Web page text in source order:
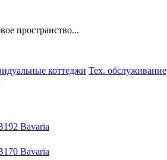
пространство...
коттеджи Тех. обслуживание
Bavaria
Bavaria